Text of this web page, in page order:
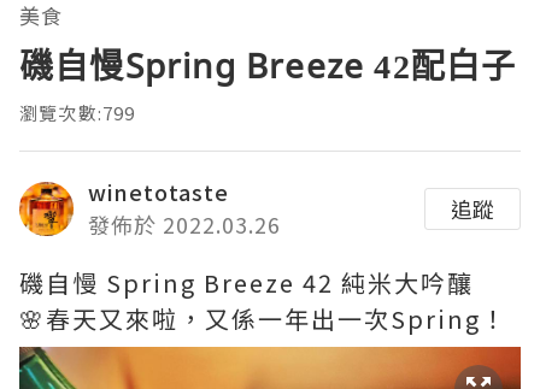
美食
磯自慢Spring Breeze 42配白子
瀏覽次數:799
winetotaste
發佈於 2022.03.26
追蹤
磯自慢 Spring Breeze 42 純米大吟釀
🌸春天又來啦，又係一年出一次Spring！